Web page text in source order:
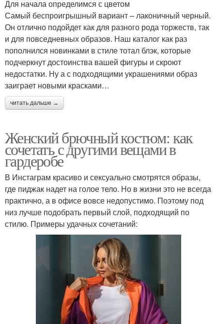
Для начала определимся с цветом
Самый беспроигрышный вариант – лаконичный черный.
Он отлично подойдет как для разного рода торжеств, так
и для повседневных образов. Наш каталог как раз
пополнился новинками в стиле тотал блэк, которые
подчеркнут достоинства вашей фигуры и скроют
недостатки. Ну а с подходящими украшениями образ
заиграет новыми красками…
читать дальше →
Женский брючный костюм: как
сочетать с другими вещами в
гардеробе
В Инстаграм красиво и сексуально смотрятся образы,
где пиджак надет на голое тело. Но в жизни это не всегда
практично, а в офисе вовсе недопустимо. Поэтому под
низ лучше подобрать первый слой, подходящий по
стилю. Примеры удачных сочетаний: